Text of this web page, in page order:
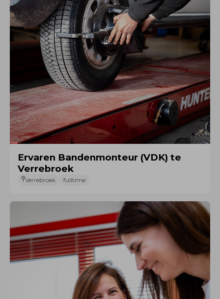
Ervaren Bandenmonteur (VDK) te
Verrebroek
Verrebroek fulltime